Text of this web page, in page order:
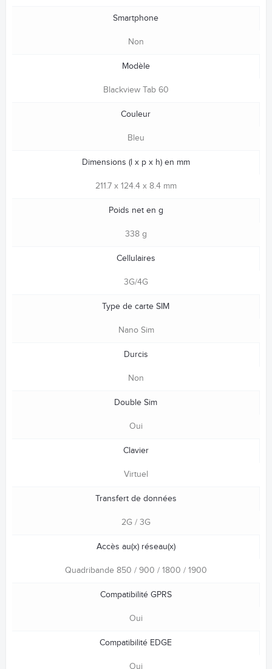
Smartphone
Non
Modèle
Blackview Tab 60
Couleur
Bleu
Dimensions (l x p x h) en mm
211.7 x 124.4 x 8.4 mm
Poids net en g
338 g
Cellulaires
3G/4G
Type de carte SIM
Nano Sim
Durcis
Non
Double Sim
Oui
Clavier
Virtuel
Transfert de données
2G / 3G
Accès au(x) réseau(x)
Quadribande 850 / 900 / 1800 / 1900
Compatibilité GPRS
Oui
Compatibilité EDGE
Oui